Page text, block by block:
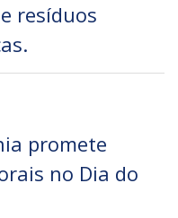
resíduos
promete
no Dia do